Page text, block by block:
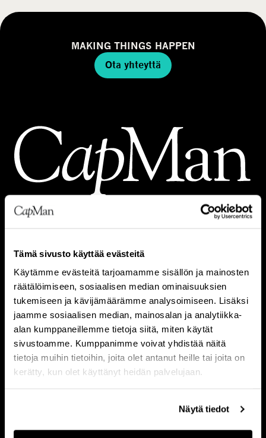
Tämä sivusto käyttää evästeitä
Käytämme evästeitä tarjoamamme sisällön ja mainosten
räätälöimiseen, sosiaalisen median ominaisuuksien
tukemiseen ja kävijämäärämme analysoimiseen. Lisäksi
jaamme sosiaalisen median, mainosalan ja analytiikka-
alan kumppaneillemme tietoja siitä, miten käytät
sivustoamme. Kumppanimme voivat yhdistää näitä
tietoja muihin tietoihin, joita olet antanut heille tai joita on
kerätty, kun olet käyttänyt heidän palvelujaan.
Näytä tiedot
MAKING THINGS HAPPEN
Ota yhteyttä
REAL ESTATE
INFRA
NATURAL CAPITAL
GROWTH
SPECIAL SITUATIONS